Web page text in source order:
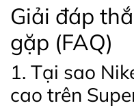
Giải đáp
gặp (FAQ)
1. Tại sao
cao trên